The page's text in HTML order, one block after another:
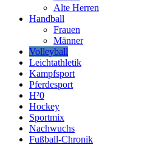
Alte Herren
Handball
Frauen
Männer
Volleyball
Leichtathletik
Kampfsport
Pferdesport
H²0
Hockey
Sportmix
Nachwuchs
Fußball-Chronik